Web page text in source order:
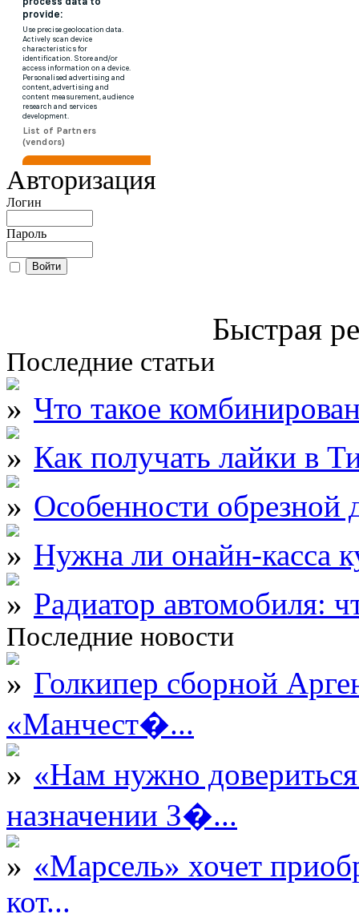
Авторизация
Логин
Пароль
Быстрая
Последние статьи
Что такое
Как получать лайки в
Особенности обрезной
Нужна ли онайн-касса
Радиатор автомобиля:
Последние новости
Голкипер сборной
«Манчест�...
«Нам нужно
назначении З�...
«Марсель» хочет
кот...